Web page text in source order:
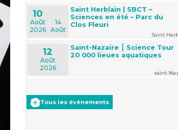
10
Août
2026
14
Août
Saint Herblain | SBCT –
Sciences en été – Parc du
Clos Fleuri
Saint
12
Août
2026
Saint-Nazaire ⎮ Science Tour
20 000 lieues aquatiques
saint-
Tous les évènements